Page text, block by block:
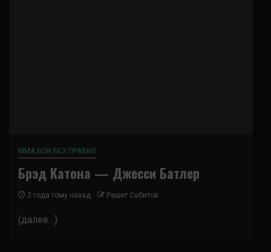
ММА БОИ БЕЗ ПРАВИЛ
Брэд Катона — Джесси Батлер
2 года тому назад Решит Сабитов
(далее…)